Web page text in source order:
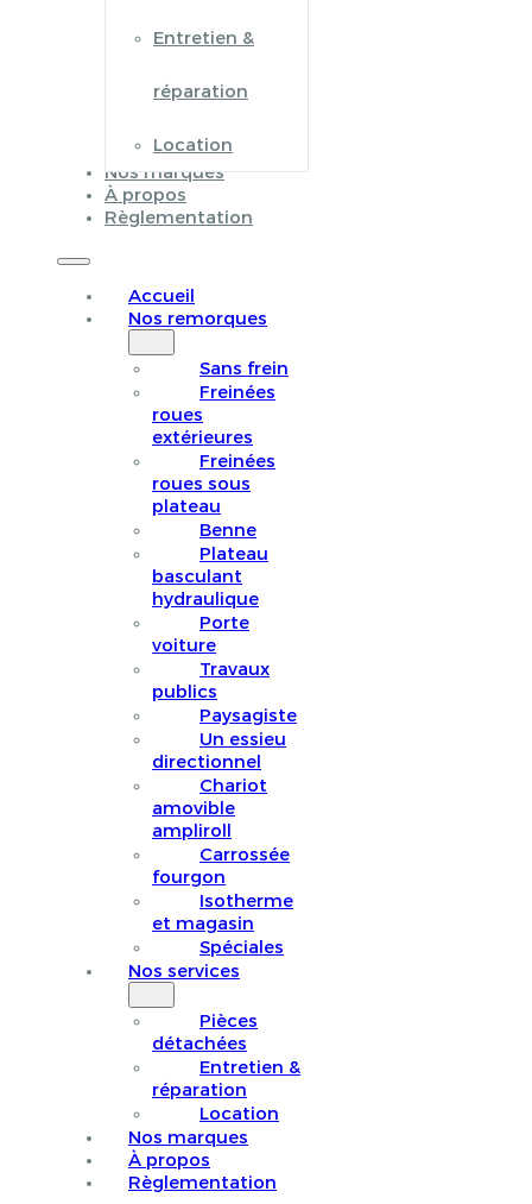
Entretien &
réparation
Location
Nos marques
À propos
Règlementation
Accueil
Nos remorques
Sans frein
Freinées
roues
extérieures
Freinées
roues sous
plateau
Benne
Plateau
basculant
hydraulique
Porte
voiture
Travaux
publics
Paysagiste
Un essieu
directionnel
Chariot
amovible
ampliroll
Carrossée
fourgon
Isotherme
et magasin
Spéciales
Nos services
Pièces
détachées
Entretien &
réparation
Location
Nos marques
À propos
Règlementation